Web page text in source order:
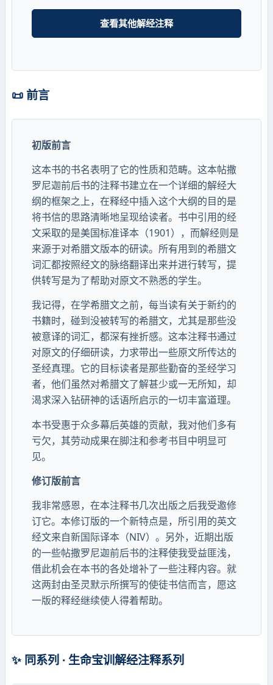
查看其他解经注释
📜 前言
初版前言
这本书的书名表明了它的性质和范畴。这本帖撒
罗尼迦前后书的注释书建立在一个详细的解经大
纲的框架之上，在释经中插入这个大纲的目的是
将书信的思路清晰地呈现给读者。书中引用的经
文采取的是美国标准译本（1901），而解经则是
来源于对希腊文版本的研读。所有用到的希腊文
词汇都按照经文的脉络翻译出来并进行转写，提
供转写是为了帮助对原文不熟悉的学生。
我记得，在学希腊文之前，每当读有关于新约的
书籍时，碰到没被转写的希腊文，尤其是那些没
被意译的词汇，都深有挫折感。这本注释书通过
对原文的仔细研读，力求带出一些原文所传达的
圣经真理。它的目标读者是那些勤奋的圣经学习
者，他们虽然对希腊文了解甚少或一无所知，却
渴求深入钻研神的话语所启示的一切丰富道理。
本书受惠于众多幕后英雄的贡献，我对他们多有
亏欠，其劳动成果在脚注和参考书目中明显可
见。
修订版前言
我非常感恩，在本注释书几次出版之后我受邀修
订它。本修订版的一个新特点是，所引用的英文
经文来自新国际译本（NIV）。另外，近期出版
的一些帖撒罗尼迦前后书的注释使我受益匪浅，
借此机会在本书的各处增补了一些注释内容。就
这两封由圣灵默示所撰写的使徒书信而言，愿这
一版的释经继续使人得着帮助。
✨ 同系列 · 生命宝训解经注释系列